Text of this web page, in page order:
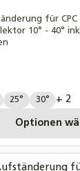
für CPC
10° - 40°
25° 30° + 2
Optionen